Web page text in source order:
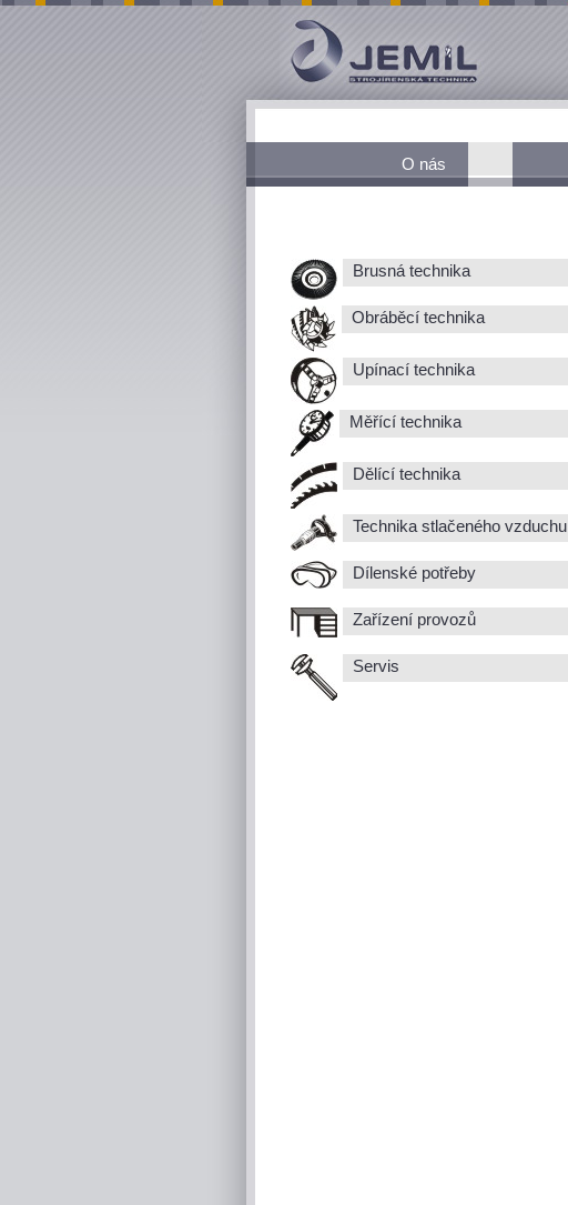
O nás
Brusná technika
Obráběcí technika
Upínací technika
Měřící technika
Dělící technika
Technika stlačeného vzduchu
Dílenské potřeby
Zařízení provozů
Servis